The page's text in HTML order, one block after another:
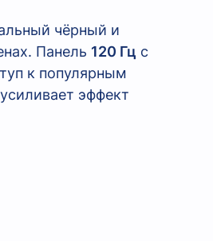
чёрный и
Панель 120 Гц с
к популярным
эффект